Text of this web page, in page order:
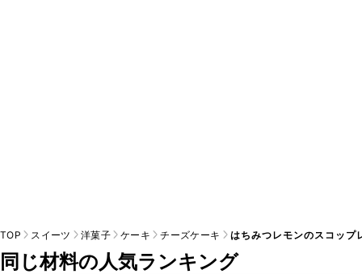
TOP スイーツ 洋菓子 ケーキ チーズケーキ はちみつレモンのスコップ
同じ材料の人気ランキング